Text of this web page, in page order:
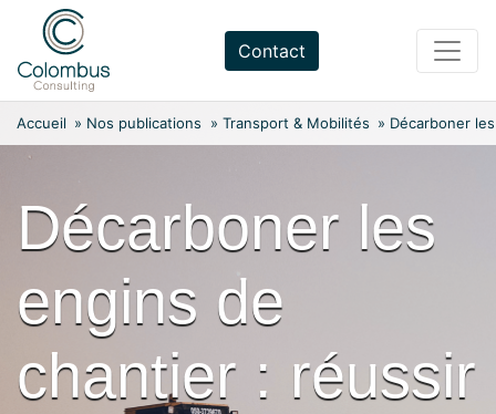
content
Contact
Accueil » Nos publications » Transport & Mobilités » Décarboner
Décarboner les
engins de
chantier : réussir